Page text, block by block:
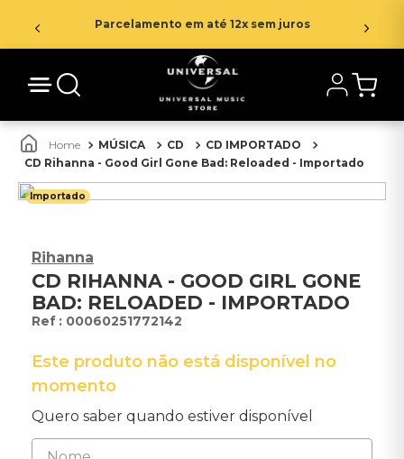
Parcelamento em até 12x sem juros
MÚSICA CD
CD IMPORTADO
CD Rihanna - Good Girl Gone Bad: Reloaded - Importado
Importado
Rihanna
CD RIHANNA - GOOD GIRL GONE
BAD: RELOADED - IMPORTADO
: 00060251772142
Este produto não está disponível no
momento
Quero saber quando estiver disponível